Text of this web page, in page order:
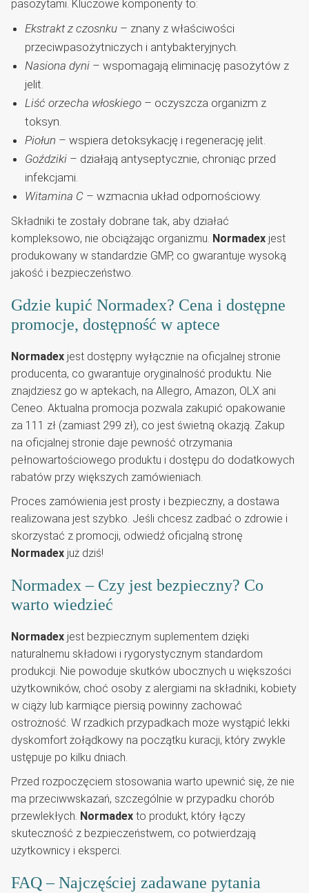
pasożytami. Kluczowe komponenty to:
Ekstrakt z czosnku – znany z właściwości
przeciwpasożytniczych i antybakteryjnych.
Nasiona dyni – wspomagają eliminację pasożytów z
jelit.
Liść orzecha włoskiego – oczyszcza organizm z
toksyn.
Piołun – wspiera detoksykację i regenerację jelit.
Goździki – działają antyseptycznie, chroniąc przed
infekcjami.
Witamina C – wzmacnia układ odpornościowy.
Składniki te zostały dobrane tak, aby działać
kompleksowo, nie obciążając organizmu. Normadex jest
produkowany w standardzie GMP, co gwarantuje wysoką
jakość i bezpieczeństwo.
Gdzie kupić Normadex? Cena i dostępne
promocje, dostępność w aptece
Normadex jest dostępny wyłącznie na oficjalnej stronie
producenta, co gwarantuje oryginalność produktu. Nie
znajdziesz go w aptekach, na Allegro, Amazon, OLX ani
Ceneo. Aktualna promocja pozwala zakupić opakowanie
za 111 zł (zamiast 299 zł), co jest świetną okazją. Zakup
na oficjalnej stronie daje pewność otrzymania
pełnowartościowego produktu i dostępu do dodatkowych
rabatów przy większych zamówieniach.
Proces zamówienia jest prosty i bezpieczny, a dostawa
realizowana jest szybko. Jeśli chcesz zadbać o zdrowie i
skorzystać z promocji, odwiedź oficjalną stronę
Normadex już dziś!
Normadex – Czy jest bezpieczny? Co
warto wiedzieć
Normadex jest bezpiecznym suplementem dzięki
naturalnemu składowi i rygorystycznym standardom
produkcji. Nie powoduje skutków ubocznych u większości
użytkowników, choć osoby z alergiami na składniki, kobiety
w ciąży lub karmiące piersią powinny zachować
ostrożność. W rzadkich przypadkach może wystąpić lekki
dyskomfort żołądkowy na początku kuracji, który zwykle
ustępuje po kilku dniach.
Przed rozpoczęciem stosowania warto upewnić się, że nie
ma przeciwwskazań, szczególnie w przypadku chorób
przewlekłych. Normadex to produkt, który łączy
skuteczność z bezpieczeństwem, co potwierdzają
użytkownicy i eksperci.
FAQ – Najczęściej zadawane pytania